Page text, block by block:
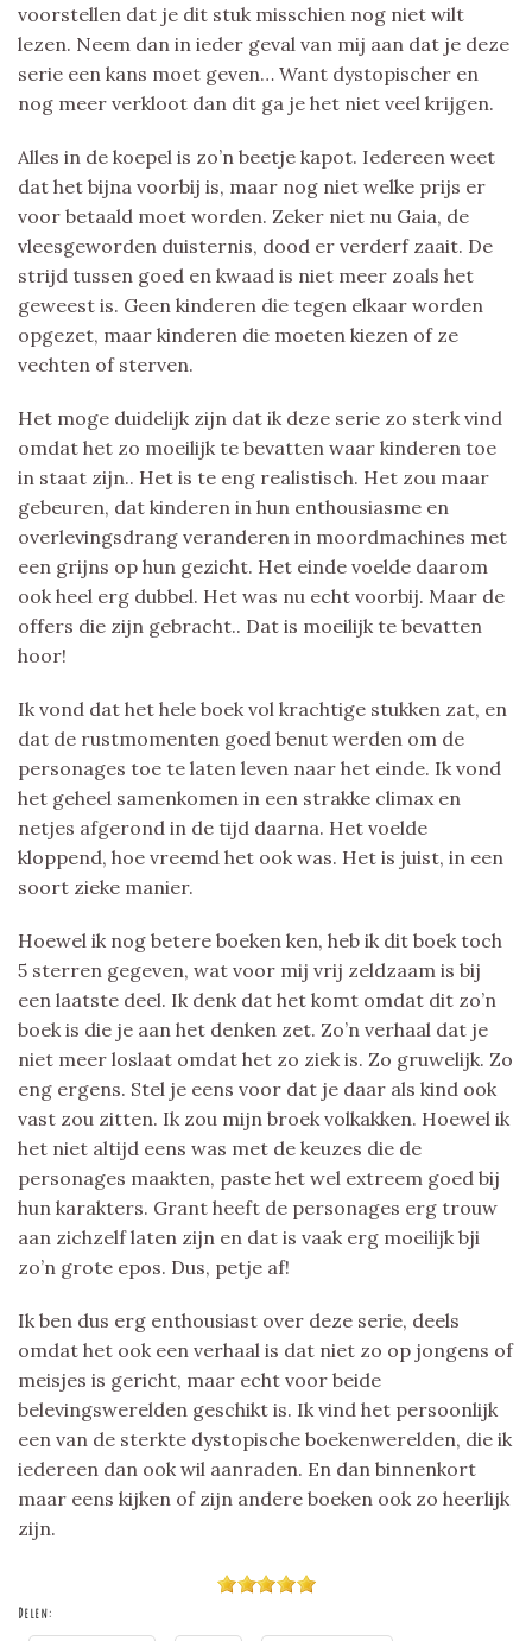
voorstellen dat je dit stuk misschien nog niet wilt
lezen. Neem dan in ieder geval van mij aan dat je deze
serie een kans moet geven… Want dystopischer en
nog meer verkloot dan dit ga je het niet veel krijgen.
Alles in de koepel is zo’n beetje kapot. Iedereen weet
dat het bijna voorbij is, maar nog niet welke prijs er
voor betaald moet worden. Zeker niet nu Gaia, de
vleesgeworden duisternis, dood er verderf zaait. De
strijd tussen goed en kwaad is niet meer zoals het
geweest is. Geen kinderen die tegen elkaar worden
opgezet, maar kinderen die moeten kiezen of ze
vechten of sterven.
Het moge duidelijk zijn dat ik deze serie zo sterk vind
omdat het zo moeilijk te bevatten waar kinderen toe
in staat zijn.. Het is te eng realistisch. Het zou maar
gebeuren, dat kinderen in hun enthousiasme en
overlevingsdrang veranderen in moordmachines met
een grijns op hun gezicht. Het einde voelde daarom
ook heel erg dubbel. Het was nu echt voorbij. Maar de
offers die zijn gebracht.. Dat is moeilijk te bevatten
hoor!
Ik vond dat het hele boek vol krachtige stukken zat, en
dat de rustmomenten goed benut werden om de
personages toe te laten leven naar het einde. Ik vond
het geheel samenkomen in een strakke climax en
netjes afgerond in de tijd daarna. Het voelde
kloppend, hoe vreemd het ook was. Het is juist, in een
soort zieke manier.
Hoewel ik nog betere boeken ken, heb ik dit boek toch
5 sterren gegeven, wat voor mij vrij zeldzaam is bij
een laatste deel. Ik denk dat het komt omdat dit zo’n
boek is die je aan het denken zet. Zo’n verhaal dat je
niet meer loslaat omdat het zo ziek is. Zo gruwelijk. Zo
eng ergens. Stel je eens voor dat je daar als kind ook
vast zou zitten. Ik zou mijn broek volkakken. Hoewel ik
het niet altijd eens was met de keuzes die de
personages maakten, paste het wel extreem goed bij
hun karakters. Grant heeft de personages erg trouw
aan zichzelf laten zijn en dat is vaak erg moeilijk bji
zo’n grote epos. Dus, petje af!
Ik ben dus erg enthousiast over deze serie, deels
omdat het ook een verhaal is dat niet zo op jongens of
meisjes is gericht, maar echt voor beide
belevingswerelden geschikt is. Ik vind het persoonlijk
een van de sterkte dystopische boekenwerelden, die ik
iedereen dan ook wil aanraden. En dan binnenkort
maar eens kijken of zijn andere boeken ook zo heerlijk
zijn.
Delen: